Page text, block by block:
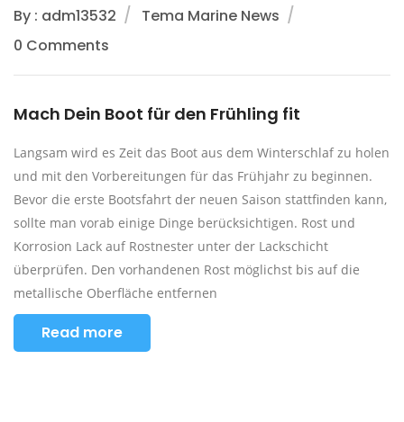
By : adm13532
Tema Marine News
0 Comments
Mach Dein Boot für den Frühling fit
Langsam wird es Zeit das Boot aus dem Winterschlaf zu holen
und mit den Vorbereitungen für das Frühjahr zu beginnen.
Bevor die erste Bootsfahrt der neuen Saison stattfinden kann,
sollte man vorab einige Dinge berücksichtigen. Rost und
Korrosion Lack auf Rostnester unter der Lackschicht
überprüfen. Den vorhandenen Rost möglichst bis auf die
metallische Oberfläche entfernen
Read more